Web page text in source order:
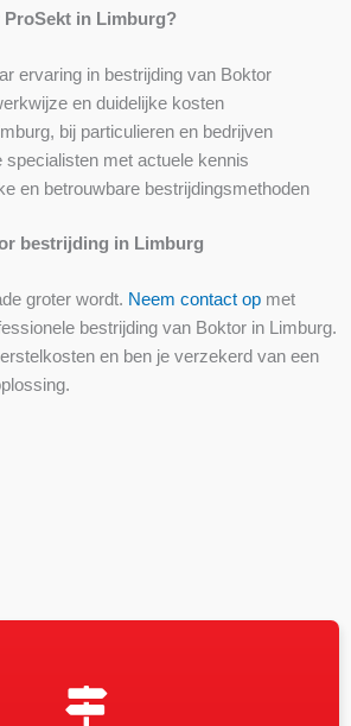
ProSekt in Limburg?
ervaring in bestrijding van Boktor
en duidelijke kosten
bij particulieren en bedrijven
specialisten met actuele kennis
en betrouwbare bestrijdingsmethoden
bestrijding in Limburg
groter wordt. Neem contact op met
bestrijding van Boktor in Limburg.
en ben je verzekerd van een